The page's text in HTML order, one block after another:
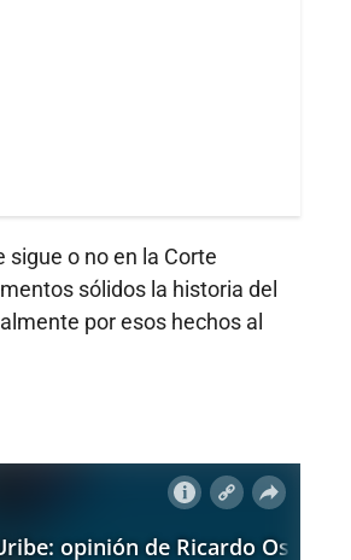
sigue o no en la Corte
sólidos la historia del
por esos hechos al